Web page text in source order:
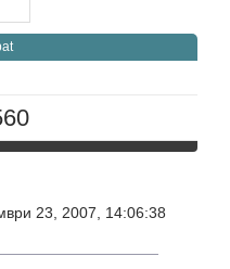
23, 2007, 14:06:38